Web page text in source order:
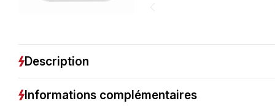
Description
Informations complémentaires